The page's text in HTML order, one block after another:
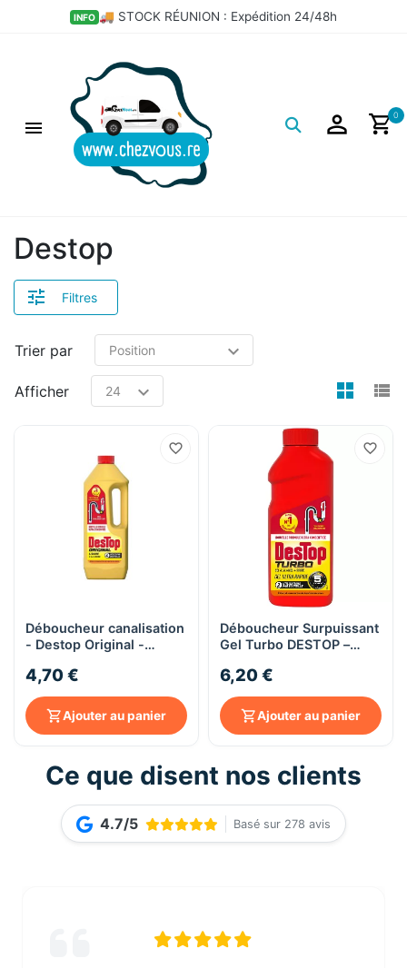
INFO 🚚 STOCK RÉUNION : Expédition 24/48h
0
Destop
Filtres
Trier par
Afficher
Déboucheur canalisation
- Destop Original -
4,70 €
Ajouter au panier
Déboucheur Surpuissant
Gel Turbo DESTOP –
en 5 min
6,20 €
Ajouter au panier
Ce que disent nos clients
4.7/5 Basé sur 278 avis